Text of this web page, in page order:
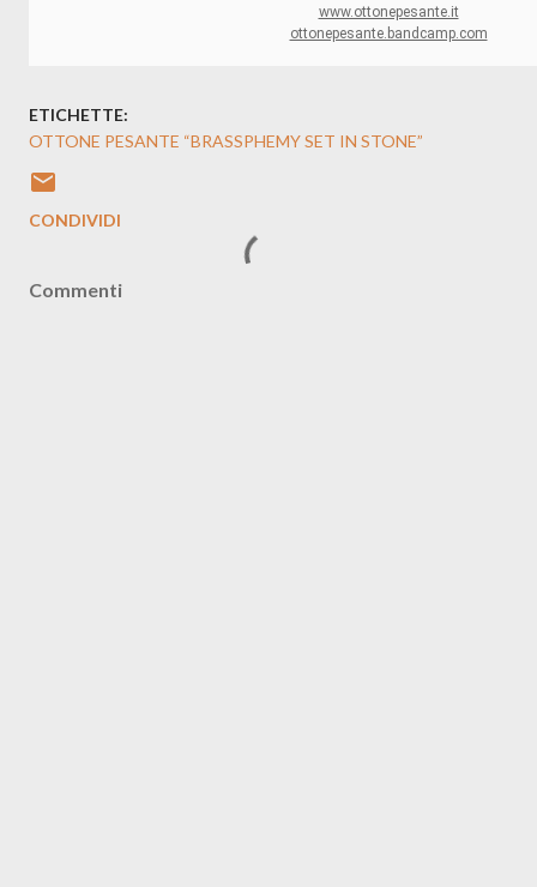
www.ottonepesante.it
ottonepesante.bandcamp.com
ETICHETTE:
OTTONE PESANTE “BRASSPHEMY SET IN STONE”
CONDIVIDI
Commenti